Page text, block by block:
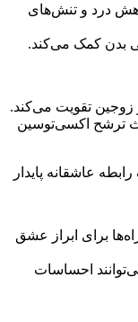
درد و تنش‌های
بدن کمک می‌کند.
تقویت می‌کند.
ترشح اکسی‌توسین
برای ابراز عشق
احساسات